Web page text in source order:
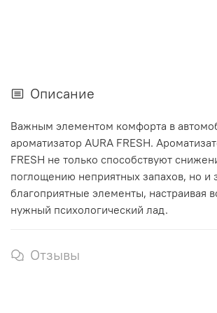
Описание
Важным элементом комфорта в
ароматизатор AURA FRESH.
FRESH не только способствуют
поглощению неприятных запахов, но и
благоприятные элементы, настраивая
нужный психологический лад.
Отзывы